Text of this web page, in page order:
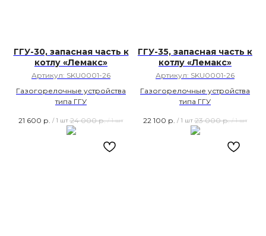
ГГУ-30, запасная часть к
котлу «Лемакс»
Артикул: SKU0001-26
Газогорелочные устройства
типа ГГУ
21 600 р. / 1 шт 24 000 р. / 1 шт
ГГУ-35, запасная часть к
котлу «Лемакс»
Артикул: SKU0001-26
Газогорелочные устройства
типа ГГУ
22 100 р. / 1 шт 23 000 р. / 1 шт